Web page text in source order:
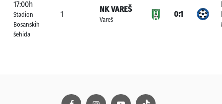
17:00h
Stadion
Bosanskih
šehida
1
NK VAREŠ
Vareš
0:1